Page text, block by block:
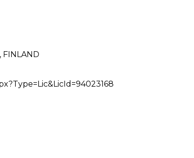
FINLAND